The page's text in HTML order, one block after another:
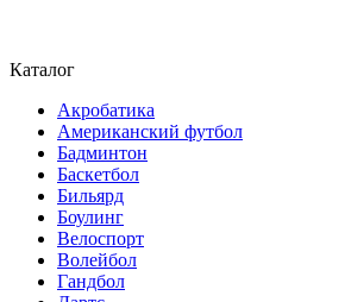
Каталог
Акробатика
Американский футбол
Бадминтон
Баскетбол
Бильярд
Боулинг
Велоспорт
Волейбол
Гандбол